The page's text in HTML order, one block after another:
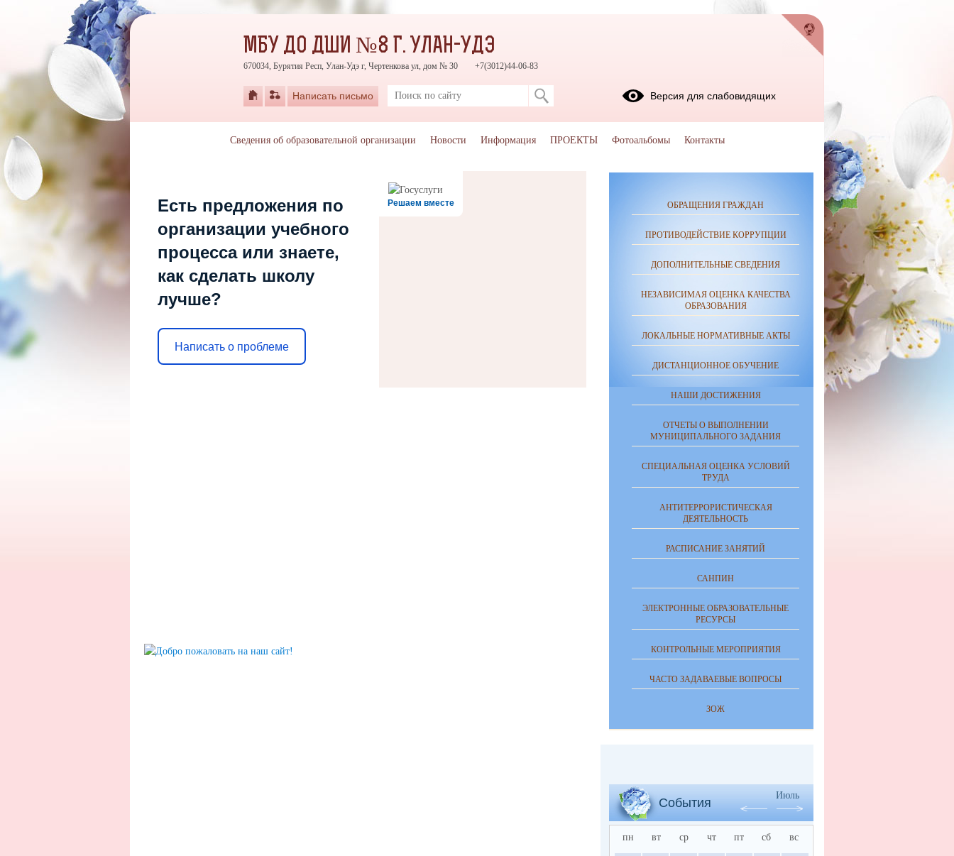
Решаем вместе
Есть предложения по
организации учебного
процесса или знаете,
как сделать школу
лучше?
Написать о проблеме
ОБРАЩЕНИЯ ГРАЖДАН
ПРОТИВОДЕЙСТВИЕ КОРРУПЦИИ
ДОПОЛНИТЕЛЬНЫЕ СВЕДЕНИЯ
НЕЗАВИСИМАЯ ОЦЕНКА КАЧЕСТВА
ОБРАЗОВАНИЯ
ЛОКАЛЬНЫЕ НОРМАТИВНЫЕ АКТЫ
ДИСТАНЦИОННОЕ ОБУЧЕНИЕ
НАШИ ДОСТИЖЕНИЯ
ОТЧЕТЫ О ВЫПОЛНЕНИИ
МУНИЦИПАЛЬНОГО ЗАДАНИЯ
СПЕЦИАЛЬНАЯ ОЦЕНКА УСЛОВИЙ
ТРУДА
АНТИТЕРРОРИСТИЧЕСКАЯ
ДЕЯТЕЛЬНОСТЬ
РАСПИСАНИЕ ЗАНЯТИЙ
САНПИН
ЭЛЕКТРОННЫЕ ОБРАЗОВАТЕЛЬНЫЕ
РЕСУРСЫ
КОНТРОЛЬНЫЕ МЕРОПРИЯТИЯ
ЧАСТО ЗАДАВАЕВЫЕ ВОПРОСЫ
ЗОЖ
События
Июль
пн вт ср чт пт сб вс
МБУ ДО ДШИ №8 Г. УЛАН-УДЭ
670034, Бурятия Респ, Улан-Удэ г, Чертенкова ул, дом № 30 +7(3012)44-06-83
Написать письмо Версия для слабовидящих
Сведения об образовательной организации Новости Информация ПРОЕКТЫ Фотоальбомы Контакты